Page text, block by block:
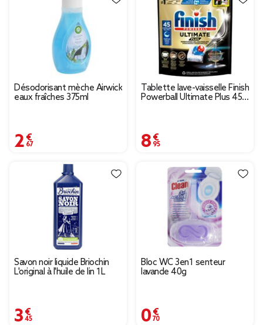
Désodorisant mèche Airwick
eaux fraîches 375ml
2,67 €
Tablette lave-vaisselle Finish
Powerball Ultimate Plus 45
8,95 €
Savon noir liquide Briochin
L'original à l'huile de lin 1L
3,45 €
Bloc WC 3en1 senteur
lavande 40g
0,70 €